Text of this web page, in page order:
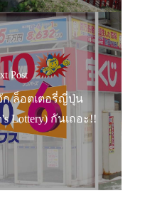
Post
ล็อตเตอรี่ญี่ปุ่น
Lottery) กันเถอะ!!